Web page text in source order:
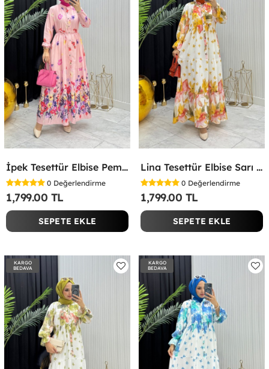
İpek Tesettür Elbise Pembe Pembe
0 Değerlendirme
1,799.00 TL
SEPETE EKLE
Lina Tesettür Elbise Sarı Sarı
0 Değerlendirme
1,799.00 TL
SEPETE EKLE
KARGO
BEDAVA
KARGO
BEDAVA